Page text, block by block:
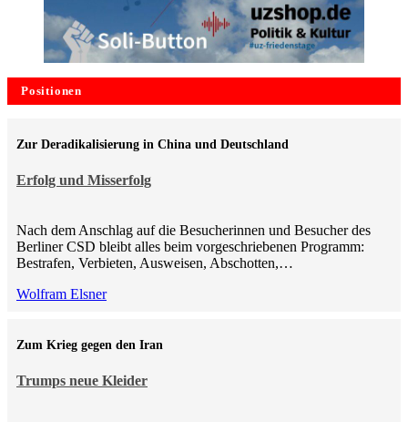
Positionen
Erfolg und Misserfolg
Zur Deradikalisierung in China und Deutschland
Nach dem Anschlag auf die Besucherinnen und Besucher des
Berliner CSD bleibt alles beim vorgeschriebenen Programm:
Bestrafen, Verbieten, Ausweisen, Abschotten,…
Wolfram Elsner
Trumps neue Kleider
Zum Krieg gegen den Iran